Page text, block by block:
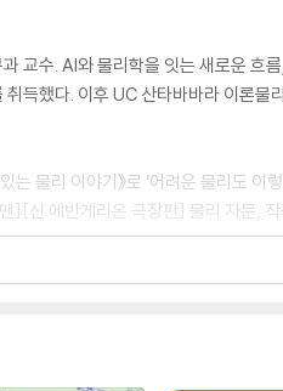
교수. AI와 물리학을 잇는 새로운 흐
득했다. 이후 UC 산타바바라 이론
는 물리 이야기》로 ‘어려운 물리도
][신 에반게리온 극장판] 물리 자문,
다.